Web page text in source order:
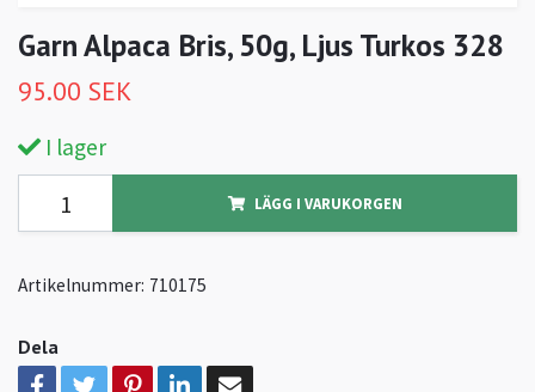
Garn Alpaca Bris, 50g, Ljus Turkos 328
95.00 SEK
I lager
LÄGG I VARUKORGEN
Artikelnummer: 710175
Dela